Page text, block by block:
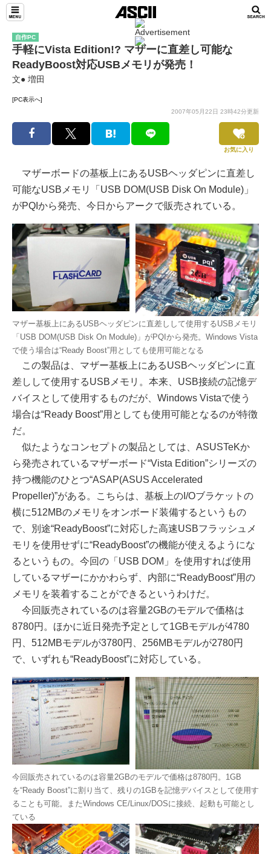
自作PC
手軽にVista Edition!? マザーに直差し可能な
ReadyBoost対応USBメモリが発売！
文● 増田
[PC表示へ]
2007年05月22日 23時42分更新
お気に入り
マザーボードの基板上にあるUSBヘッダピンに直差し
可能なUSBメモリ「USB DOM(USB Disk On Module)」
がPQIから発売、今日からアークで販売されている。
マザー基板上にあるUSBヘッダピンに直差しして使用するUSBメモリ
「USB DOM(USB Disk On Module)」がPQIから発売。Windows Vista
で使う場合は“Ready Boost”用としても使用可能となる
この製品は、マザー基板上にあるUSBヘッダピンに直
差しして使用するUSBメモリ。本来、USB接続の記憶デ
バイスとして使用するものだが、Windows Vistaで使う
場合は“Ready Boost”用としても使用可能となるのが特徴
だ。
似たようなコンセプトの製品としては、ASUSTeKか
ら発売されているマザーボード“Vista Edition”シリーズの
持つ機能のひとつ“ASAP(ASUS Accelerated
Propeller)”がある。こちらは、基板上のI/Oブラケットの
横に512MBのメモリをオンボード装備するというもの
で、別途“ReadyBoost”に対応した高速USBフラッシュメ
モリを使用せずに“ReadyBoost”の機能が使えるようにな
るというもの。今回の「USB DOM」を使用すれば使用
しているマザーにかかわらず、内部に“ReadyBoost”用の
メモリを装着することができるというわけだ。
今回販売されているのは容量2GBのモデルで価格は
8780円。ほかに近日発売予定として1GBモデルが4780
円、512MBモデルが3780円、256MBモデルが2780円
で、いずれも“ReadyBoost”に対応している。
今回販売されているのは容量2GBのモデルで価格は8780円。1GB
を“Ready Boost”に割り当て、残りの1GBを記憶デバイスとして使用す
ることも可能。またWindows CE/Linux/DOSに接続、起動も可能とし
ている